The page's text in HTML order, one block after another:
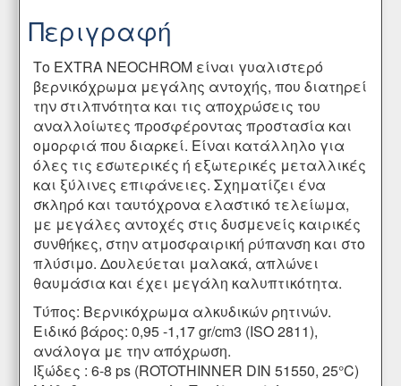
Περιγραφή
Το EXTRA NEOCHROM είναι γυαλιστερό
βερνικόχρωμα μεγάλης αντοχής, που διατηρεί
την στιλπνότητα και τις αποχρώσεις του
αναλλοίωτες προσφέροντας προστασία και
ομορφιά που διαρκεί. Είναι κατάλληλο για
όλες τις εσωτερικές ή εξωτερικές μεταλλικές
και ξύλινες επιφάνειες. Σχηματίζει ένα
σκληρό και ταυτόχρονα ελαστικό τελείωμα,
με μεγάλες αντοχές στις δυσμενείς καιρικές
συνθήκες, στην ατμοσφαιρική ρύπανση και στο
πλύσιμο. Δουλεύεται μαλακά, απλώνει
θαυμάσια και έχει μεγάλη καλυπτικότητα.
Τύπος: Βερνικόχρωμα αλκυδικών ρητινών.
Ειδικό βάρος: 0,95 -1,17 gr/cm3 (ISO 2811),
ανάλογα με την απόχρωση.
Ιξώδες : 6-8 ps (ROTOTHINNER DIN 51550, 25°C)